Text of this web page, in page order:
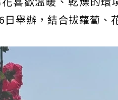
舉辦，結合拔蘿蔔、